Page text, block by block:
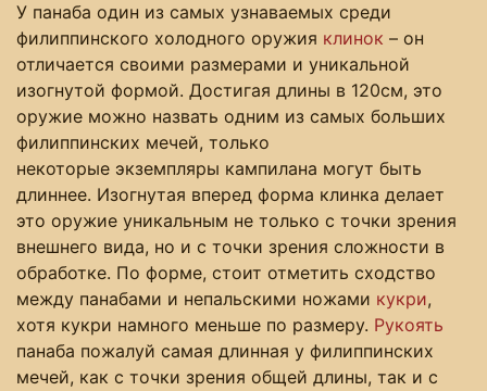
У панаба один из самых узнаваемых среди
филиппинского холодного оружия клинок – он
отличается своими размерами и уникальной
изогнутой формой. Достигая длины в 120см, это
оружие можно назвать одним из самых больших
филиппинских мечей, только
некоторые экземпляры кампилана могут быть
длиннее. Изогнутая вперед форма клинка делает
это оружие уникальным не только с точки зрения
внешнего вида, но и с точки зрения сложности в
обработке. По форме, стоит отметить сходство
между панабами и непальскими ножами кукри,
хотя кукри намного меньше по размеру. Рукоять
панаба пожалуй самая длинная у филиппинских
мечей, как с точки зрения общей длины, так и с